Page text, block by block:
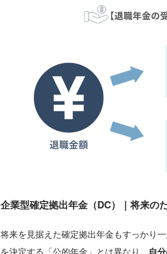
企業型確定拠出年金（DC）｜将来の
将来を見据えた確定拠出年金もすっかり
を決定する「公的年金」とは異なり、 自